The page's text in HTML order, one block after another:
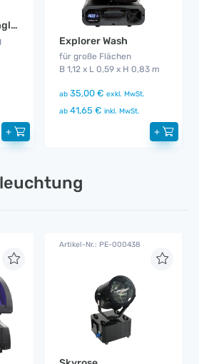
Shooter 360 Movinglight
+
Explorer Wash
für große Flächen
B 1,12 x L 0,59 x H 0,83 m
ab 35,00 € exkl. MwSt.
ab 41,65 € inkl. MwSt.
+
Artikel-Nr.: PE-000438